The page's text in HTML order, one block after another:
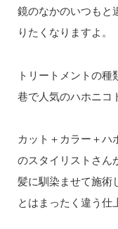
鏡のなかのいつもと
りたくなりますよ。
トリートメントの種
巷で人気のハホニコ
カット＋カラー＋ハ
のスタイリストさん
髪に馴染ませて施術
とはまったく違う仕